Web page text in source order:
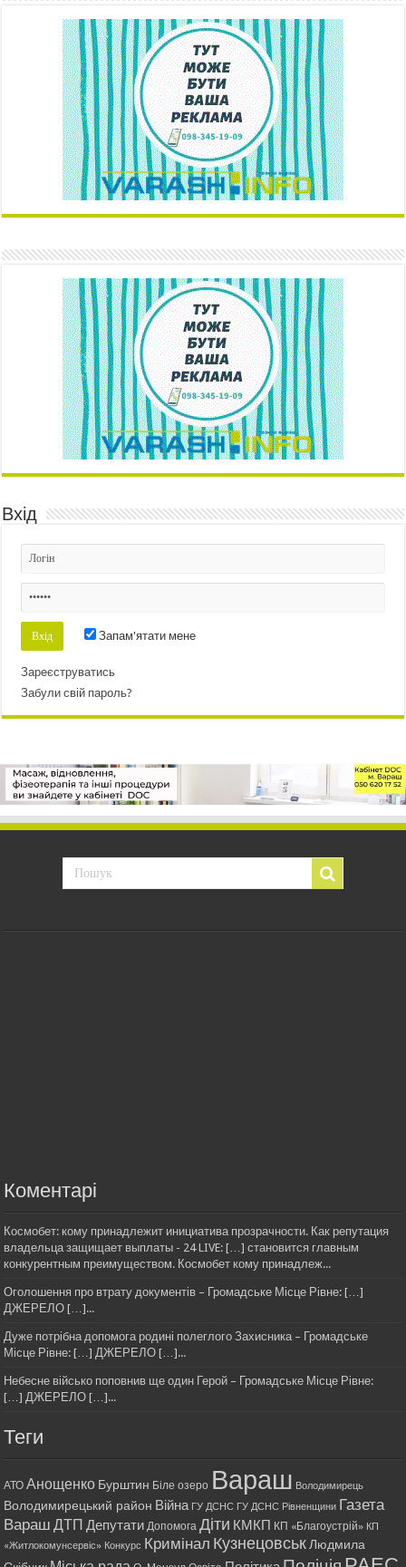
Вхід
Запам'ятати мене
Зареєструватись
Забули свій пароль?
Коментарі
Космобет: кому принадлежит инициатива прозрачности. Как репутация
владельца защищает выплаты - 24 LIVE: […] становится главным
конкурентным преимуществом. Космобет кому принадлеж...
Оголошення про втрату документів – Громадське Місце Рівне: […]
ДЖЕРЕЛО […]...
Дуже потрібна допомога родині полеглого Захисника – Громадське
Місце Рівне: […] ДЖЕРЕЛО […]...
Небесне військо поповнив ще один Герой – Громадське Місце Рівне:
[…] ДЖЕРЕЛО […]...
Теги
АТО Анощенко Бурштин Біле озеро Вараш Володимирець
Володимирецький район Війна ГУ ДСНС ГУ ДСНС Рівненщини Газета
Вараш ДТП Депутати Допомога Діти КМКП КП «Благоустрій» КП
«Житлокомунсервіс» Конкурс Кримінал Кузнецовськ Людмила